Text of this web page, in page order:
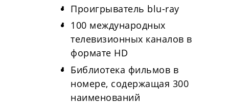
Проигрыватель blu-ray
100 международных
телевизионных каналов в
формате HD
Библиотека фильмов в
номере, содержащая 300
наименований